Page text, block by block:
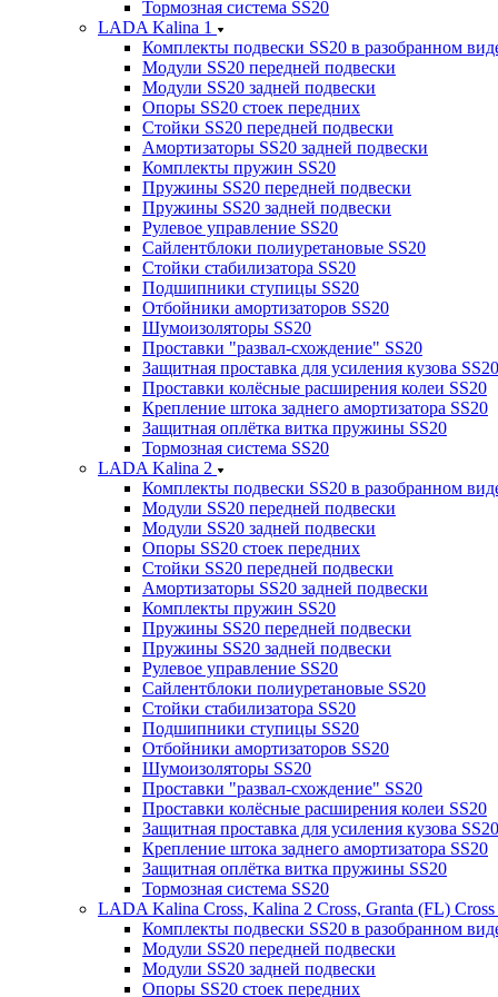
Тормозная система SS20
LADA Kalina 1
Комплекты подвески SS20 в разобранном
Модули SS20 передней подвески
Модули SS20 задней подвески
Опоры SS20 стоек передних
Стойки SS20 передней подвески
Амортизаторы SS20 задней подвески
Комплекты пружин SS20
Пружины SS20 передней подвески
Пружины SS20 задней подвески
Рулевое управление SS20
Сайлентблоки полиуретановые SS20
Стойки стабилизатора SS20
Подшипники ступицы SS20
Отбойники амортизаторов SS20
Шумоизоляторы SS20
Проставки "развал-схождение" SS20
Защитная проставка для усиления кузова SS20
Проставки колёсные расширения колеи SS20
Крепление штока заднего амортизатора SS20
Защитная оплётка витка пружины SS20
Тормозная система SS20
LADA Kalina 2
Комплекты подвески SS20 в разобранном
Модули SS20 передней подвески
Модули SS20 задней подвески
Опоры SS20 стоек передних
Стойки SS20 передней подвески
Амортизаторы SS20 задней подвески
Комплекты пружин SS20
Пружины SS20 передней подвески
Пружины SS20 задней подвески
Рулевое управление SS20
Сайлентблоки полиуретановые SS20
Стойки стабилизатора SS20
Подшипники ступицы SS20
Отбойники амортизаторов SS20
Шумоизоляторы SS20
Проставки "развал-схождение" SS20
Проставки колёсные расширения колеи SS20
Защитная проставка для усиления кузова SS20
Крепление штока заднего амортизатора SS20
Защитная оплётка витка пружины SS20
Тормозная система SS20
LADA Kalina Cross, Kalina 2 Cross, Granta (FL) Cross
Комплекты подвески SS20 в разобранном
Модули SS20 передней подвески
Модули SS20 задней подвески
Опоры SS20 стоек передних